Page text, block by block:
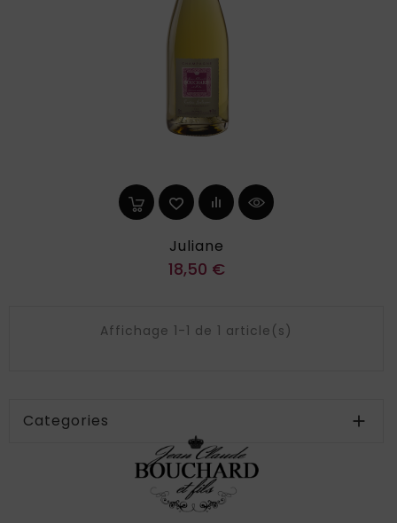
Juliane
18,50 €Prix
Affichage 1-1 de 1 article(s)
Categories 